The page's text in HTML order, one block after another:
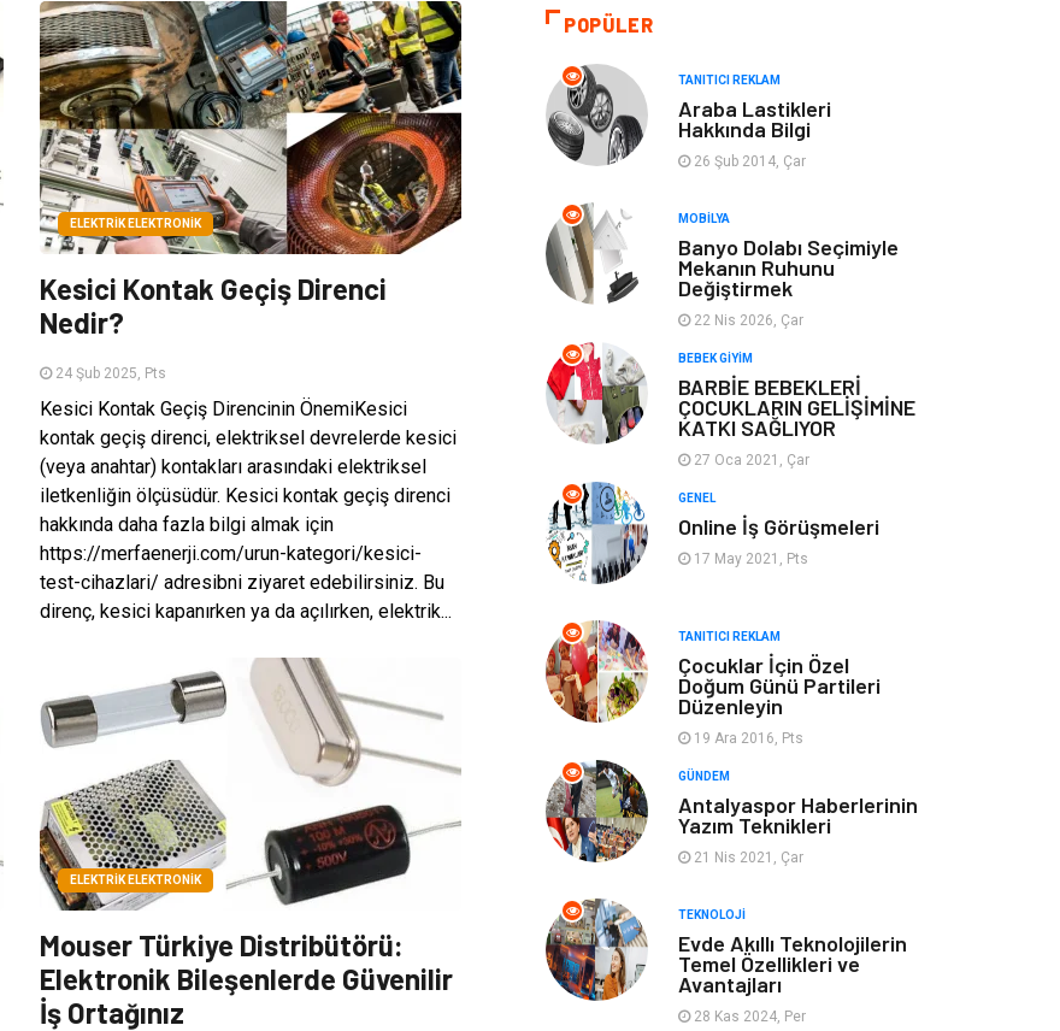
ELEKTRIK ELEKTRONIK
Kesici Kontak Geçiş Direnci
Nedir?
24 Şub 2025, Pts
Kesici Kontak Geçiş Direncinin ÖnemiKesici
kontak geçiş direnci, elektriksel devrelerde kesici
(veya anahtar) kontakları arasındaki elektriksel
iletkenliğin ölçüsüdür. Kesici kontak geçiş direnci
hakkında daha fazla bilgi almak için
https://merfaenerji.com/urun-kategori/kesici-
test-cihazlari/ adresibni ziyaret edebilirsiniz. Bu
direnç, kesici kapanırken ya da açılırken, elektrik...
ELEKTRIK ELEKTRONIK
Mouser Türkiye Distribütörü:
Elektronik Bileşenlerde Güvenilir
İş Ortağınız
Gıda
Makine Turizm
İnternet Müzik
Organizasyon
Finans Ekonomi Emlak
Güzellik & Bakım
Anne Çocuk Aksesuar
Nakliye Bebek Giyim
Cam Mobilya
Spor Malzemeleri
Sigorta
POPÜLER
TANITICI REKLAM
Araba Lastikleri
Hakkında Bilgi
26 Şub 2014, Çar
MOBILYA
Banyo Dolabı Seçimiyle
Mekanın Ruhunu
Değiştirmek
22 Nis 2026, Çar
BEBEK GIYIM
BARBİE BEBEKLERİ
ÇOCUKLARIN GELİŞİMİNE
KATKI SAĞLIYOR
27 Oca 2021, Çar
GENEL
Online İş Görüşmeleri
17 May 2021, Pts
TANITICI REKLAM
Çocuklar İçin Özel
Doğum Günü Partileri
Düzenleyin
19 Ara 2016, Pts
GÜNDEM
Antalyaspor Haberlerinin
Yazım Teknikleri
21 Nis 2021, Çar
TEKNOLOJI
Evde Akıllı Teknolojilerin
Temel Özellikleri ve
Avantajları
28 Kas 2024, Per